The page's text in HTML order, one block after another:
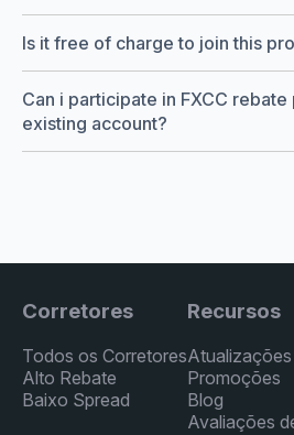
Is it free of charge to join this
Can i participate in FXCC
existing account?
Corretores
Todos os Corretores
Alto Rebate
Baixo Spread
Recursos
Atualizações
Promoções
Blog
Avaliações